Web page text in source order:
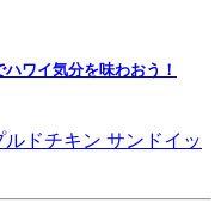
ワイ気分を味わおう！
ドチキン サンドイッ